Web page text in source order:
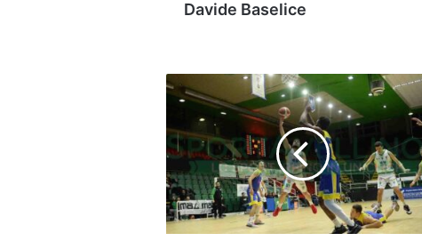
Davide Baselice
Scandone,
esordio
amaro
nel
Play-
In:
è
sconfitta
a